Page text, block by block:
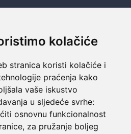
kolačiće
stranica koristi kolačiće i
praćenja kako
vaše iskustvo
u sljedeće svrhe:
osnovnu funkcionalnost
, za pružanje boljeg
kod vas
novaca
za novac
raspolaganju
plaćanje